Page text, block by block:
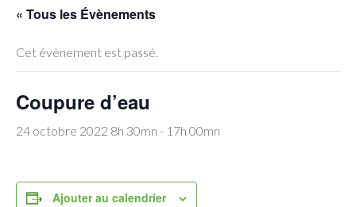
« Tous les Évènements
Cet évènement est passé.
Coupure d’eau
24 octobre 2022 8h 30mn - 17h 00mn
Ajouter au calendrier